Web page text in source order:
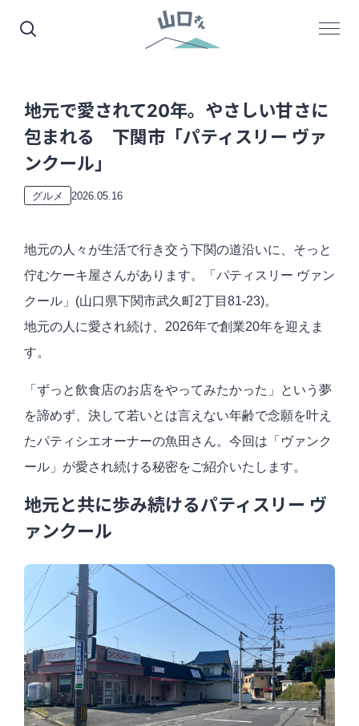
地元で愛されて20年。やさしい甘さに
包まれる 下関市「パティスリー ヴァ
ンクール」
グルメ 2026.05.16
地元の人々が生活で行き交う下関の道沿いに、そっと
佇むケーキ屋さんがあります。「パティスリー ヴァン
クール」(山口県下関市武久町2丁目81-23)。
地元の人に愛され続け、2026年で創業20年を迎えま
す。
「ずっと飲食店のお店をやってみたかった」という夢
を諦めず、決して若いとは言えない年齢で念願を叶え
たパティシエオーナーの魚田さん。今回は「ヴァンク
ール」が愛され続ける秘密をご紹介いたします。
地元と共に歩み続けるパティスリー ヴ
ァンクール